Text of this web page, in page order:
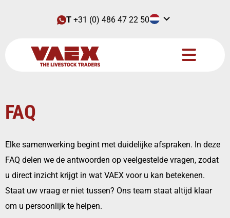
T +31 (0) 486 47 22 50
FAQ
Elke samenwerking begint met duidelijke afspraken. In deze
FAQ delen we de antwoorden op veelgestelde vragen, zodat
u direct inzicht krijgt in wat VAEX voor u kan betekenen.
Staat uw vraag er niet tussen? Ons team staat altijd klaar
om u persoonlijk te helpen.